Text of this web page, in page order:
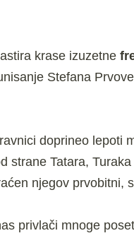
krase izuzetne
Stefana
doprineo lepoti
strane Tatara,
njegov prvobitni,
privlači mnoge